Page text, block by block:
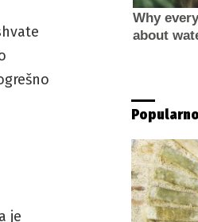
je
Popularno